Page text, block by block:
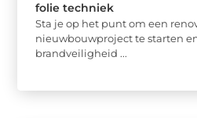
folie techniek
Sta je op het punt om een
nieuwbouwproject te starten
brandveiligheid ...